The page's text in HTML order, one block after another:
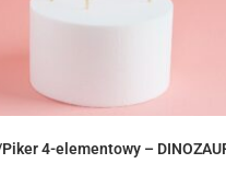
4-elementowy –